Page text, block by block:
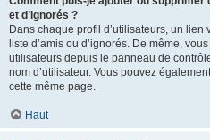
et d’ignorés ?
Dans chaque profil d’utilisateurs, un
liste d’amis ou d’ignorés. De même,
utilisateurs depuis le panneau de
nom d’utilisateur. Vous pouvez
cette même page.
Haut